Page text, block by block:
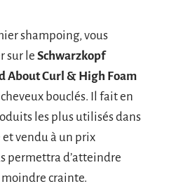
shampoing, vous
sur le Schwarzkopf
About Curl & High Foam
bouclés. Il fait en
les plus utilisés dans
et vendu à un prix
permettra d’atteindre
crainte.